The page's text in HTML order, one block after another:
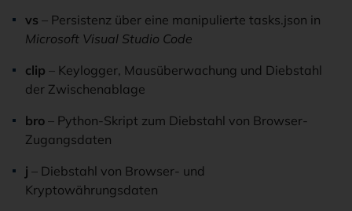
vs – Persistenz über eine manipulierte tasks.json in
Microsoft Visual Studio Code
clip – Keylogger, Mausüberwachung und Diebstahl
der Zwischenablage
bro – Python-Skript zum Diebstahl von Browser-
Zugangsdaten
j – Diebstahl von Browser- und
Kryptowährungsdaten